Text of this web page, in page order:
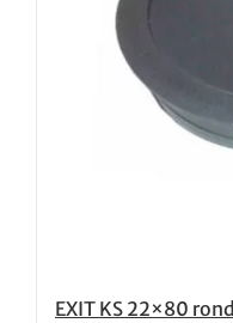
EXIT KS 22×80 rond